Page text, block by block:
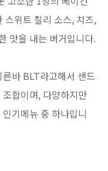
스위트 칠리 소스, 치즈,
맛을 내는 버거입니다.
바 BLT라고해서 샌드
합이며, 다양하지만
기메뉴 중 하나입니